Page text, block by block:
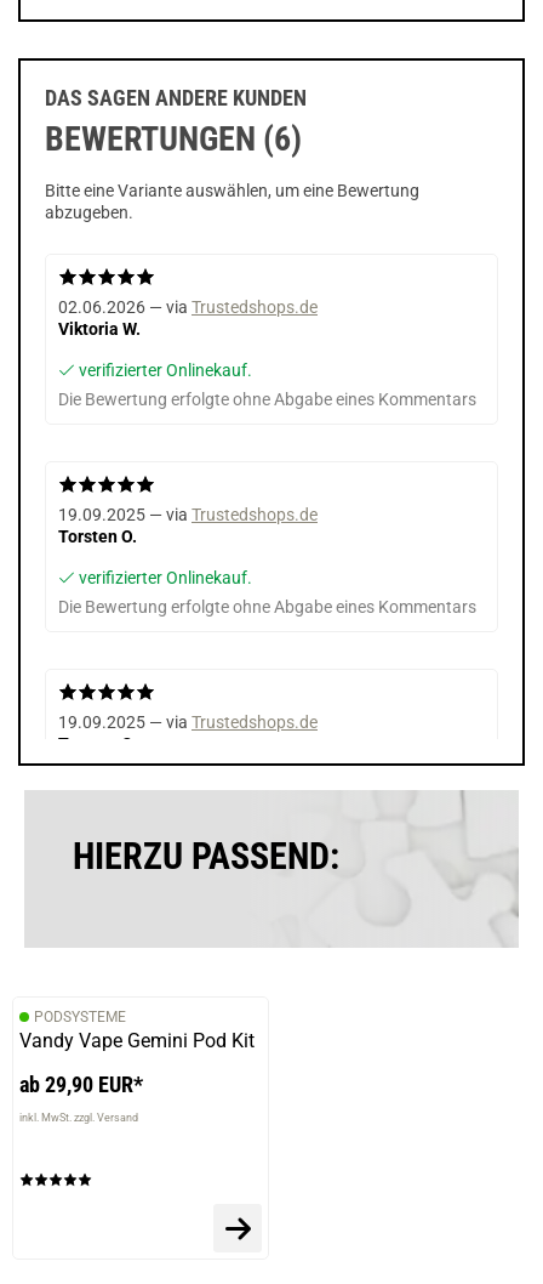
DAS SAGEN ANDERE KUNDEN
BEWERTUNGEN (6)
Bitte eine Variante auswählen, um eine Bewertung
abzugeben.
02.06.2026 — via Trustedshops.de
Viktoria W.
verifizierter Onlinekauf.
Die Bewertung erfolgte ohne Abgabe eines Kommentars
19.09.2025 — via Trustedshops.de
Torsten O.
verifizierter Onlinekauf.
Die Bewertung erfolgte ohne Abgabe eines Kommentars
19.09.2025 — via Trustedshops.de
Torsten O.
verifizierter Onlinekauf.
Rosemarie W.
Die Bewertung erfolgte ohne Abgabe eines Kommentars
Die Bewertung erfolgte ohne Abgabe eines Kommentars
HIERZU PASSEND:
PODSYSTEME
Vandy Vape Gemini Pod Kit
ab 29,90 EUR*
inkl. MwSt. zzgl. Versand